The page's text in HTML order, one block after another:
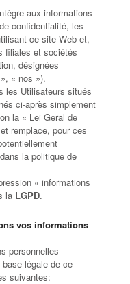
aux informations
confidentialité, les
ce site Web et,
filiales et sociétés
désignées
« nos »).
les Utilisateurs situés
ci-après simplement
la « Lei Geral de
remplace, pour ces
la politique de
« informations
la LGPD.
vos informations
personnelles
légale de ce
suivantes: